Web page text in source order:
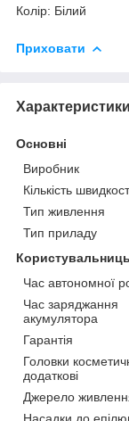
Колір: Білий
Приховати
Характеристики
Основні
Виробник
Кількість
Тип живлення
Тип приладу
Час автономної
Час заряджання
акумулятора
Гарантія
Головки
додаткові
Джерело
Насадки до